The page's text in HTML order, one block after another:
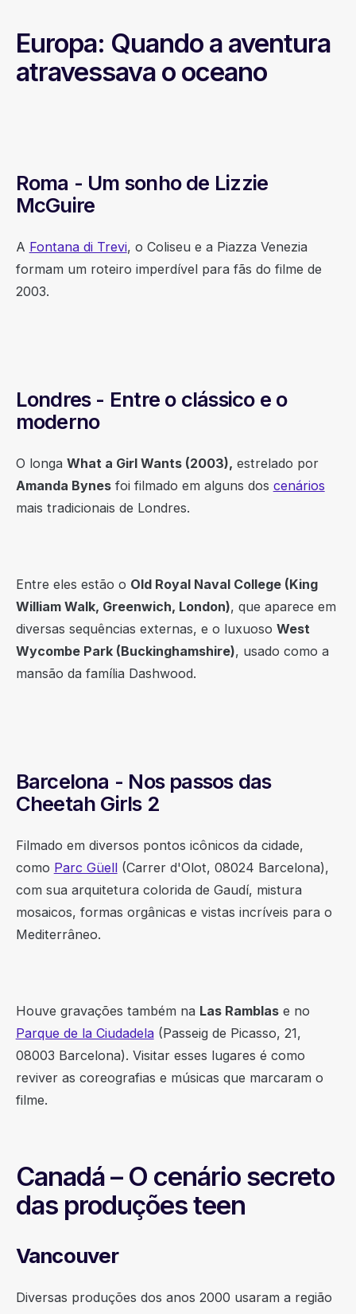
Europa: Quando a aventura
atravessava o oceano
Roma - Um sonho de Lizzie
McGuire
A Fontana di Trevi, o Coliseu e a Piazza Venezia
formam um roteiro imperdível para fãs do filme de
2003.
Londres - Entre o clássico e o
moderno
O longa What a Girl Wants (2003), estrelado por
Amanda Bynesfoi filmado em alguns dos cenários
mais tradicionais de Londres.
Entre eles estão o Old Royal Naval College (King
William Walk, Greenwich, London), que aparece em
diversas sequências externas, e o luxuoso West
Wycombe Park (Buckinghamshire), usado como a
mansão da família Dashwood.
Barcelona - Nos passos das
Cheetah Girls 2
Filmado em diversos pontos icônicos da cidade,
como Parc Güell(Carrer d'Olot, 08024 Barcelona),
com sua arquitetura colorida de Gaudí, mistura
mosaicos, formas orgânicas e vistas incríveis para o
Mediterrâneo.
Houve gravações também na Las Ramblase no
Parque de la Ciudadela(Passeig de Picasso, 21,
08003 Barcelona). Visitar esses lugares é como
reviver as coreografias e músicas que marcaram o
filme.
Canadá – O cenário secreto
das produções teen
Vancouver
Diversas produções dos anos 2000 usaram a região